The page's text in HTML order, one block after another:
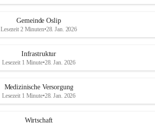
Gemeinde Oslip
Lesezeit 2 Minuten•28. Jan. 2026
Infrastruktur
Lesezeit 1 Minute•28. Jan. 2026
Medizinische Versorgung
Lesezeit 1 Minute•28. Jan. 2026
Wirtschaft